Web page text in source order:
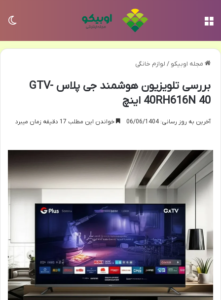
مجله اوبیکو / لوازم خانگی
بررسی تلویزیون هوشمند جی پلاس GTV-
40RH616N 40 اینچ
آخرین به روز رسانی: 06/06/1404 خواندن این مطلب 17 دقیقه زمان میبرد